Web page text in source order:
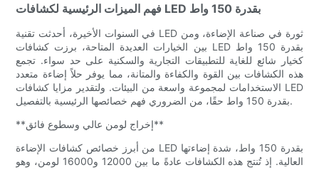
فهم الميزات الرئيسية لكشافات LED بقدرة 150 واط
في السنوات الأخيرة، أحدثت تقنية LED ثورة في صناعة الإضاءة، ومن
بين الخيارات العديدة المتاحة، برزت كشافات LED بقدرة 150 واط
كخيار شائع للغاية للتطبيقات التجارية والسكنية على حد سواء. تجمع
هذه الكشافات بين القوة والكفاءة والمتانة، مما يوفر حلاً إضاءة متعدد
الاستخدامات لمجموعة واسعة من البيئات. ولتقدير مزايا كشافات LED
بقدرة 150 واط حقًا، من الضروري فهم خصائصها الرئيسية بالتفصيل.
**إخراج لومن عالي وسطوع فائق**
من أبرز خصائص كشافات الإضاءة LED بقدرة 150 واط، شدة إضاءتها
العالية. إذ تُنتج هذه الكشافات عادةً ما بين 12000 و16000 لومن، وهو